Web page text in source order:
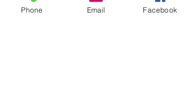
Phone Email Facebook